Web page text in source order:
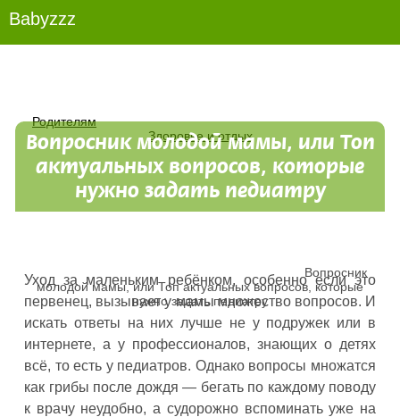
Babyzzz
Родителям
Здоровье и отдых
Вопросник
молодой мамы, или Топ актуальных вопросов, которые
нужно задать педиатру
Вопросник молодой мамы, или Топ
актуальных вопросов, которые
нужно задать педиатру
Уход за маленьким ребёнком, особенно если это
первенец, вызывает у мамы множество вопросов. И
искать ответы на них лучше не у подружек или в
интернете, а у профессионалов, знающих о детях
всё, то есть у педиатров. Однако вопросы множатся
как грибы после дождя — бегать по каждому поводу
к врачу неудобно, а судорожно вспоминать уже на